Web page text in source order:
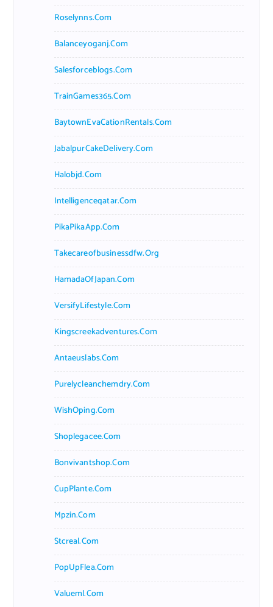
Roselynns.com
Balanceyoganj.com
Salesforceblogs.com
TrainGames365.com
BaytownEvaCationRentals.com
JabalpurCakeDelivery.com
Halobjd.com
Intelligenceqatar.com
PikaPikaApp.com
Takecareofbusinessdfw.org
HamadaOfJapan.com
VersifyLifestyle.com
Kingscreekadventures.com
Antaeuslabs.com
Purelycleanchemdry.com
WishOping.com
Shoplegacee.com
Bonvivantshop.com
CupPlante.com
Mpzin.com
Stcreal.com
PopUpFlea.com
Valueml.com